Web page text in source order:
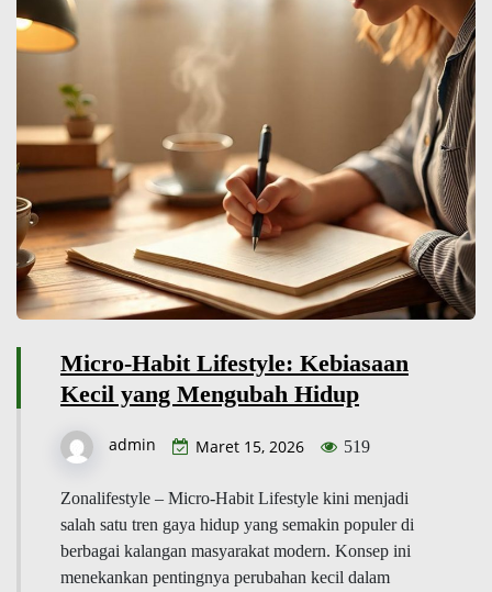
Micro-Habit Lifestyle: Kebiasaan
Kecil yang Mengubah Hidup
admin Maret 15, 2026 519
Zonalifestyle – Micro-Habit Lifestyle kini menjadi
salah satu tren gaya hidup yang semakin populer di
berbagai kalangan masyarakat modern. Konsep ini
menekankan pentingnya perubahan kecil dalam